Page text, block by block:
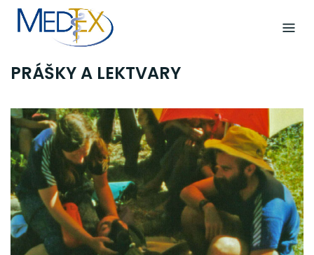
Skip
PRÁŠKY A LEKTVARY